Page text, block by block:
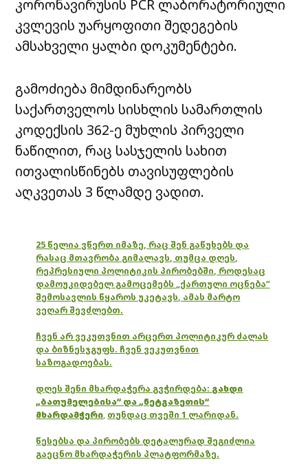
კორონავირუსის PCR ლაბორატორიული
კვლევის უარყოფითი შედეგების
ამსახველი ყალბი დოკუმენტები.
გამოძიება მიმდინარეობს
საქართველოს სისხლის სამართლის
კოდექსის 362-ე მუხლის პირველი
ნაწილით, რაც სასჯელის სახით
ითვალისწინებს თავისუფლების
აღკვეთას 3 წლამდე ვადით.
25 წელია ვწერთ იმაზე, რაც შენ გაწუხებს და
რასაც მთავრობა გიმალავს, თუმცა დღეს,
რეპრესიული პოლიტიკის პირობებში, როდესაც
დამოუკიდებელ გამოცემებს „ქართული ოცნება“
შემოსავლის წყაროს უკეტავს, ამას მარტო
ვეღარ შევძლებთ.
ჩვენ არ ვეკუთვნით არცერთ პოლიტიკურ ძალას
და ბიზნესჯგუფს. ჩვენ ვეკუთვნით
საზოგადოებას.
დღეს შენი მხარდაჭერა გვჭირდება: გახდი
„ბათუმელებისა“ და „ნეტგაზეთის“
მხარდამჭერი, თუნდაც თვეში 1 ლარიდან.
წესებსა და პირობებს დეტალურად შეგიძლია
გაეცნო მხარდაჭერის პლატფორმაზე.